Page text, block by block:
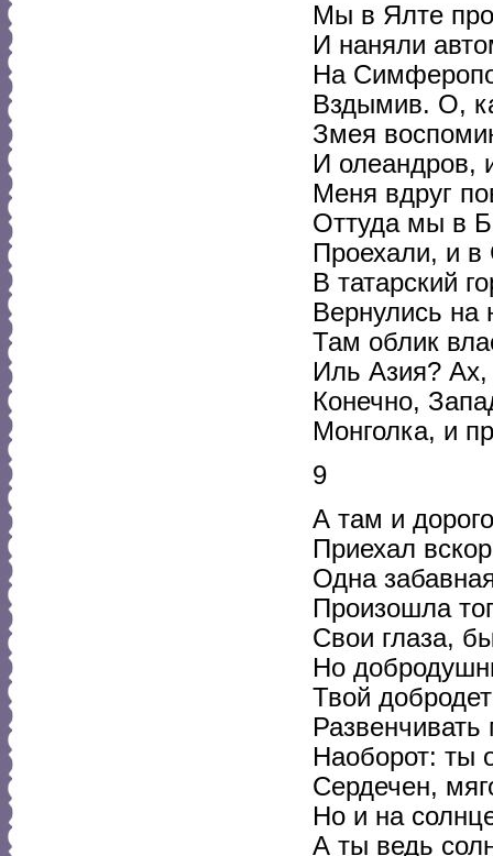
Мы в Ялте
И наняли
На
Вздымив. О,
Змея
И олеандров,
Меня вдруг
Оттуда мы в
Проехали, и
В татарский
Вернулись
Там облик
Иль Азия?
Конечно,
Монголка, и
9
А там и
Приехал
Одна
Произошла
Свои глаза,
Но
Твой
Наоборот: ты
Сердечен,
Но и на
А ты ведь